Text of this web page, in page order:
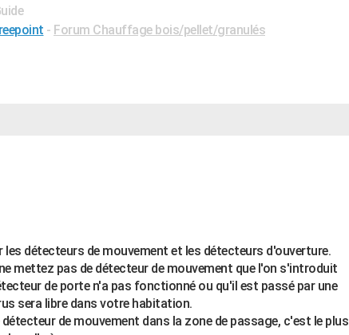
- Forum Chauffage bois/pellet/granulés
détecteurs de mouvement et les détecteurs d'ouverture.
mettez pas de détecteur de mouvement que l'on s'introduit
de porte n'a pas fonctionné ou qu'il est passé par une
sera libre dans votre habitation.
détecteur de mouvement dans la zone de passage, c'est le plus